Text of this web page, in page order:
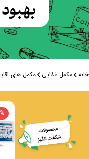
خانه مکمل غذایی مکمل های
%